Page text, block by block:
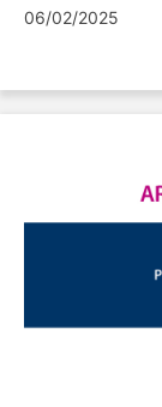
06/02/2025